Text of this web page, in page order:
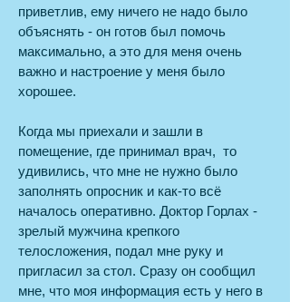
приветлив, ему ничего не надо было
объяснять - он готов был помочь
максимально, а это для меня очень
важно и настроение у меня было
хорошее.
Когда мы приехали и зашли в
помещение, где принимал врач, то
удивились, что мне не нужно было
заполнять опросник и как-то всё
началось оперативно. Доктор Горлах -
зрелый мужчина крепкого
телосложения, подал мне руку и
пригласил за стол. Сразу он сообщил
мне, что моя информация есть у него в